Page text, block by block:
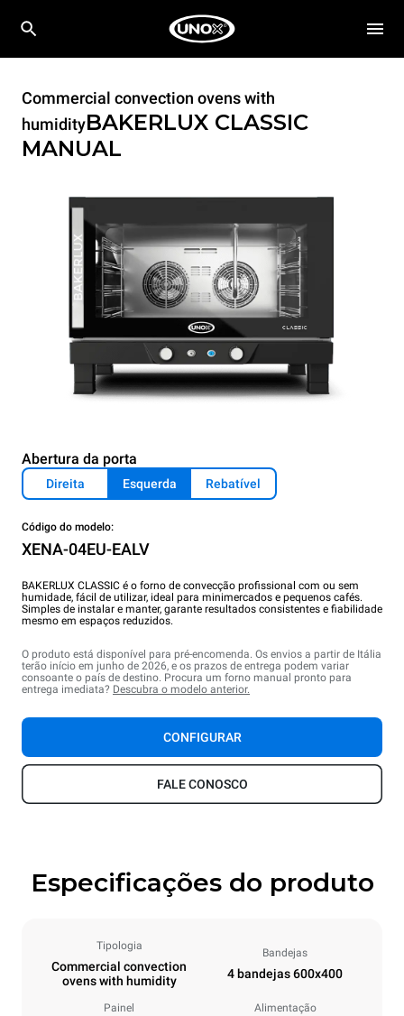
Commercial convection ovens with
humidityBAKERLUX CLASSIC
MANUAL
Abertura da porta
Direita Esquerda Rebatível
Código do modelo:
XENA-04EU-EALV
BAKERLUX CLASSIC é o forno de convecção profissional com ou sem
humidade, fácil de utilizar, ideal para minimercados e pequenos cafés.
Simples de instalar e manter, garante resultados consistentes e fiabilidade
mesmo em espaços reduzidos.
O produto está disponível para pré-encomenda. Os envios a partir de Itália
terão início em junho de 2026, e os prazos de entrega podem variar
consoante o país de destino. Procura um forno manual pronto para
entrega imediata? Descubra o modelo anterior.
CONFIGURAR
FALE CONOSCO
Especificações do produto
Tipologia
Commercial convection
ovens with humidity
Bandejas
4 bandejas 600x400
Painel Alimentação